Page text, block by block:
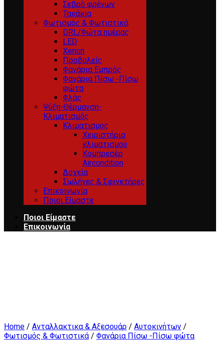
Σεβρό φρένων
Τακάκια
Φωτισμός & Φωτιστικά
DRL/Φώτα ημέρας
LED
Xenon
Προβολείς
Φανάρια Εμπρός
Φανάρια Πίσω -Πίσω
φώτα
Φλάς
Ψύξη-Θέρμανση-
Κλιματισμός
Κλιματισμος
Χειριστήρια
κλιματισμού
Κομπρεσέρ
Aircondition
Δοχεία
Σωλήνες & Σφιγκτήρες
Επικοινωνία
Ποιοι Είμαστε
Ποιοι Είμαστε
Επικοινωνία
Home / Ανταλλακτικα & Αξεσουάρ / Αυτοκινήτων /
Φωτισμός & Φωτιστικά / Φανάρια Πίσω -Πίσω φώτα